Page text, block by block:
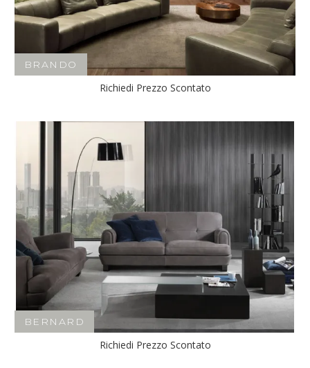
BRANDO
Richiedi Prezzo Scontato
BERNARD
Richiedi Prezzo Scontato